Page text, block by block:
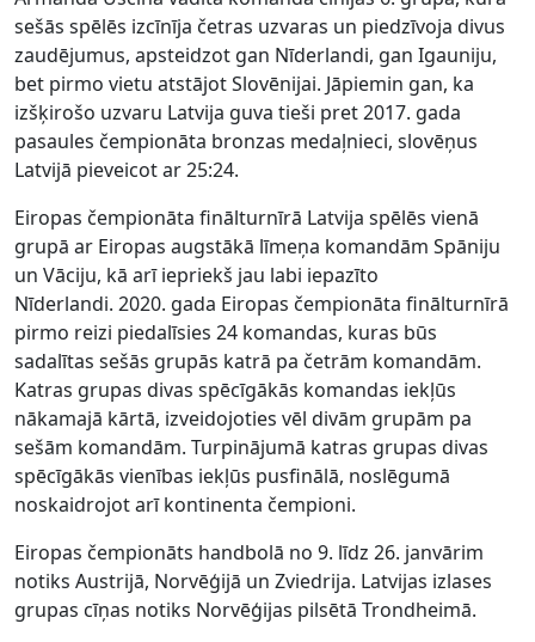
sešās spēlēs izcīnīja četras uzvaras un piedzīvoja divus
zaudējumus, apsteidzot gan Nīderlandi, gan Igauniju,
bet pirmo vietu atstājot Slovēnijai. Jāpiemin gan, ka
izšķirošo uzvaru Latvija guva tieši pret 2017. gada
pasaules čempionāta bronzas medaļnieci, slovēņus
Latvijā pieveicot ar 25:24.
Eiropas čempionāta finālturnīrā Latvija spēlēs vienā
grupā ar Eiropas augstākā līmeņa komandām Spāniju
un Vāciju, kā arī iepriekš jau labi iepazīto
Nīderlandi. 2020. gada Eiropas čempionāta finālturnīrā
pirmo reizi piedalīsies 24 komandas, kuras būs
sadalītas sešās grupās katrā pa četrām komandām.
Katras grupas divas spēcīgākās komandas iekļūs
nākamajā kārtā, izveidojoties vēl divām grupām pa
sešām komandām. Turpinājumā katras grupas divas
spēcīgākās vienības iekļūs pusfinālā, noslēgumā
noskaidrojot arī kontinenta čempioni.
Eiropas čempionāts handbolā no 9. līdz 26. janvārim
notiks Austrijā, Norvēģijā un Zviedrija. Latvijas izlases
grupas cīņas notiks Norvēģijas pilsētā Trondheimā.